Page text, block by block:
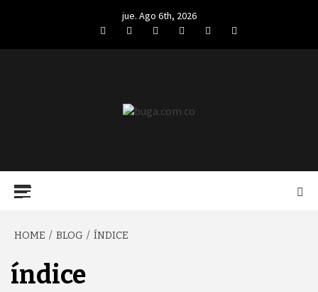
jue. Ago 6th, 2026
FacebookTwitterLinkedIn
VK YouTubeInstagram
HOME BLOG ÍNDICE
índice